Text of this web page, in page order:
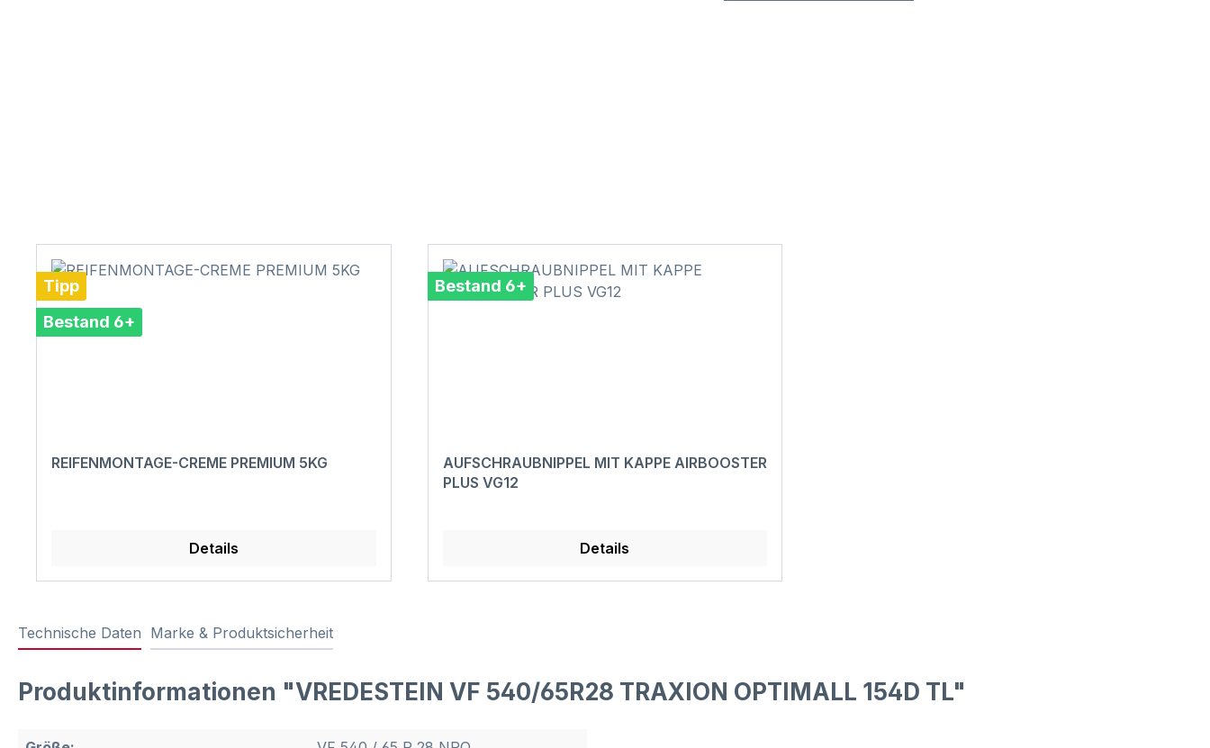
Tipp
Bestand 6+
REIFENMONTAGE-CREME PREMIUM 5KG
Details
Bestand 6+
AUFSCHRAUBNIPPEL MIT KAPPE AIRBOOSTER
PLUS VG12
Details
Technische Daten Marke & Produktsicherheit
Produktinformationen "VREDESTEIN VF 540/65R28 TRAXION OPTIMALL 154D TL"